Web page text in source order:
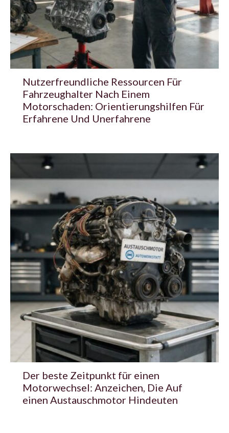
Nutzerfreundliche Ressourcen Für
Fahrzeughalter Nach Einem
Motorschaden: Orientierungshilfen Für
Erfahrene Und Unerfahrene
Der beste Zeitpunkt für einen
Motorwechsel: Anzeichen, Die Auf
einen Austauschmotor Hindeuten